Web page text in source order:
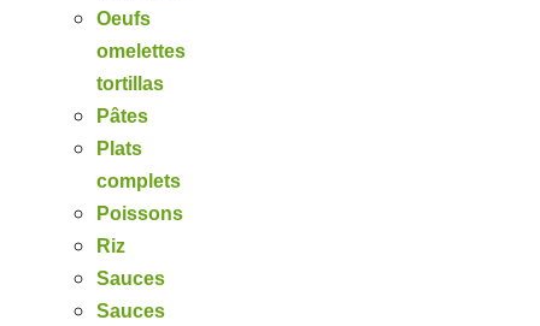
Oeufs
omelettes
tortillas
Pâtes
Plats
complets
Poissons
Riz
Sauces
Sauces